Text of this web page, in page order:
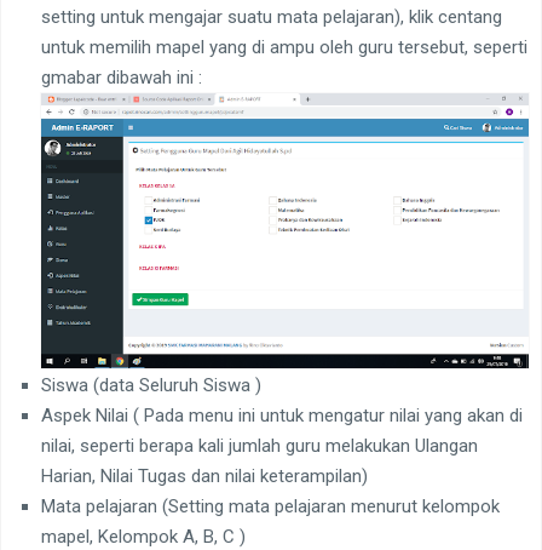
setting untuk mengajar suatu mata pelajaran), klik centang
untuk memilih mapel yang di ampu oleh guru tersebut, seperti
gmabar dibawah ini :
Siswa (data Seluruh Siswa )
Aspek Nilai ( Pada menu ini untuk mengatur nilai yang akan di
nilai, seperti berapa kali jumlah guru melakukan Ulangan
Harian, Nilai Tugas dan nilai keterampilan)
Mata pelajaran (Setting mata pelajaran menurut kelompok
mapel, Kelompok A, B, C )